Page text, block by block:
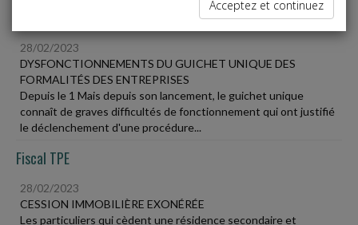
28/02/2023
DYSFONCTIONNEMENTS DU GUICHET UNIQUE DES
FORMALITÉS DES ENTREPRISES
Depuis le 1 Mais depuis son lancement, le guichet unique
connaît de graves difficultés de fonctionnement qui ont justifié
le déclenchement d'une procédure...
Fiscal TPE
28/02/2023
CESSION IMMOBILIÈRE EXONÉRÉE
Les particuliers qui cèdent une résidence secondaire et
Acceptez et continuez